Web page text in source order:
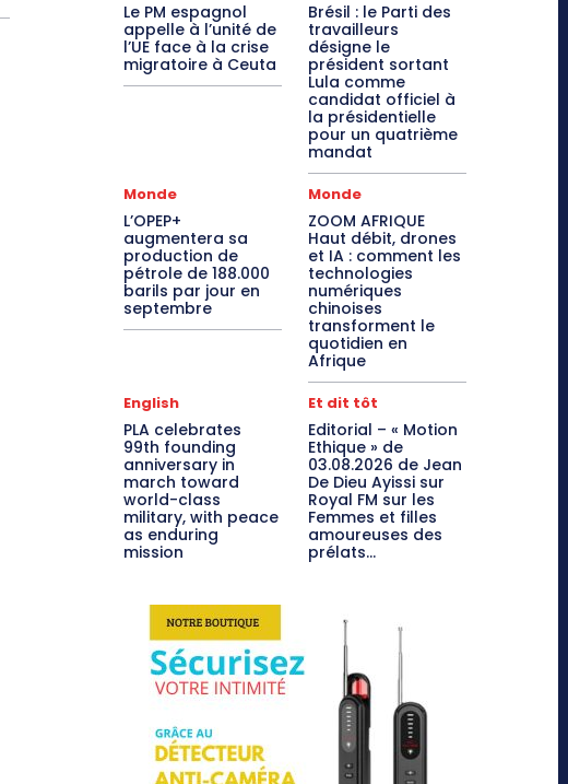
Le PM espagnol
appelle à l’unité de
l’UE face à la crise
migratoire à Ceuta
Brésil : le Parti des
travailleurs
désigne le
président sortant
Lula comme
candidat officiel à
la présidentielle
pour un quatrième
mandat
Monde
L’OPEP+
augmentera sa
production de
pétrole de 188.000
barils par jour en
septembre
Monde
ZOOM AFRIQUE
Haut débit, drones
et IA : comment les
technologies
numériques
chinoises
transforment le
quotidien en
Afrique
English
PLA celebrates
99th founding
anniversary in
march toward
world-class
military, with peace
as enduring
mission
Et dit tôt
Editorial – « Motion
Ethique » de
03.08.2026 de Jean
De Dieu Ayissi sur
Royal FM sur les
Femmes et filles
amoureuses des
prélats...